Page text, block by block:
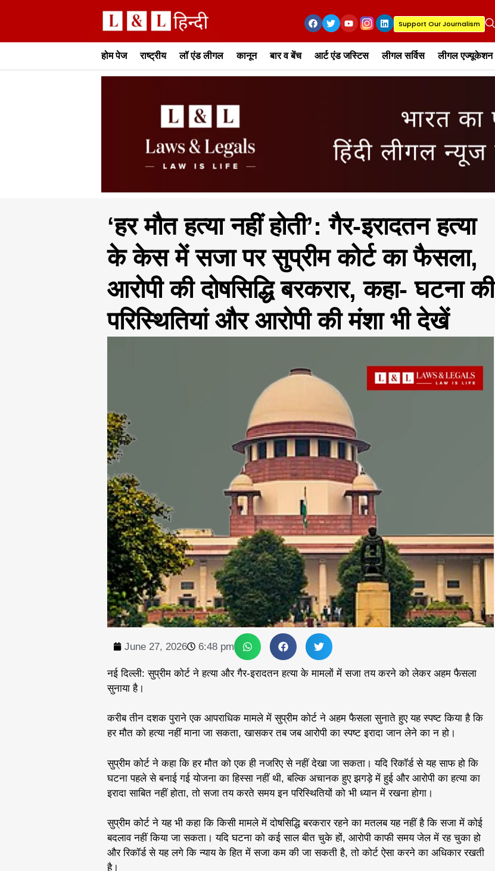
Support Our Journalism
होम पेज राष्ट्रीय लॉ एंड लीगल कानून बार व बेंच आर्ट एंड जस्टिस लीगल सर्विस लीगल एज्यूकेशन
‘हर मौत हत्या नहीं होती’: गैर-इरादतन हत्या
के केस में सजा पर सुप्रीम कोर्ट का फैसला,
आरोपी की दोषसिद्धि बरकरार, कहा- घटना की
परिस्थितियां और आरोपी की मंशा भी देखें
June 27, 2026 6:48 pm
नई दिल्ली: सुप्रीम कोर्ट ने हत्या और गैर-इरादतन हत्या के मामलों में सजा तय करने को लेकर अहम फैसला
सुनाया है।
करीब तीन दशक पुराने एक आपराधिक मामले में सुप्रीम कोर्ट ने अहम फैसला सुनाते हुए यह स्पष्ट किया है कि
हर मौत को हत्या नहीं माना जा सकता, खासकर तब जब आरोपी का स्पष्ट इरादा जान लेने का न हो।
सुप्रीम कोर्ट ने कहा कि हर मौत को एक ही नजरिए से नहीं देखा जा सकता। यदि रिकॉर्ड से यह साफ हो कि
घटना पहले से बनाई गई योजना का हिस्सा नहीं थी, बल्कि अचानक हुए झगड़े में हुई और आरोपी का हत्या का
इरादा साबित नहीं होता, तो सजा तय करते समय इन परिस्थितियों को भी ध्यान में रखना होगा।
सुप्रीम कोर्ट ने यह भी कहा कि किसी मामले में दोषसिद्धि बरकरार रहने का मतलब यह नहीं है कि सजा में कोई
बदलाव नहीं किया जा सकता। यदि घटना को कई साल बीत चुके हों, आरोपी काफी समय जेल में रह चुका हो
और रिकॉर्ड से यह लगे कि न्याय के हित में सजा कम की जा सकती है, तो कोर्ट ऐसा करने का अधिकार रखती
है।